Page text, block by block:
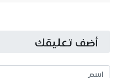
أضف تعليقك